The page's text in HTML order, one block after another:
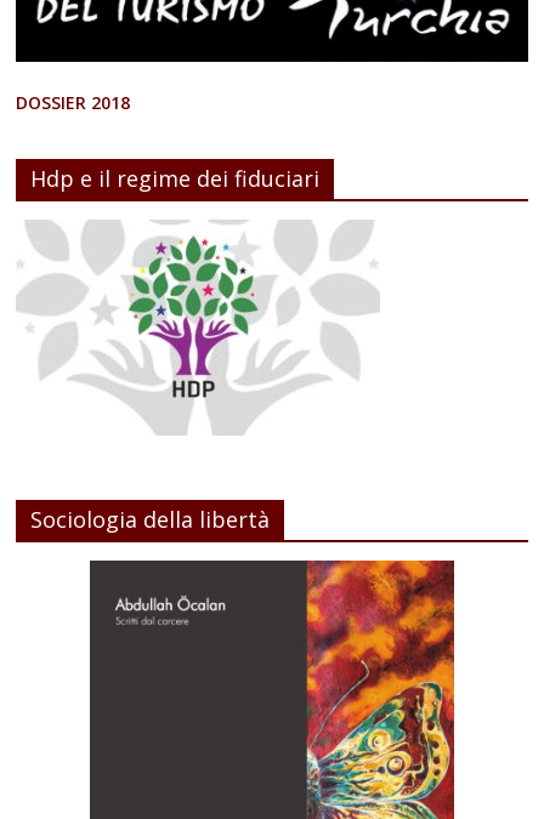
DOSSIER 2018
Hdp e il regime dei fiduciari
Sociologia della libertà